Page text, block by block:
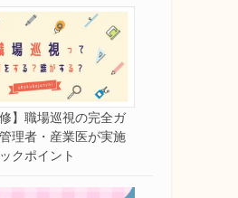
】職場巡視の完全ガ
理者・産業医が実施
クポイント